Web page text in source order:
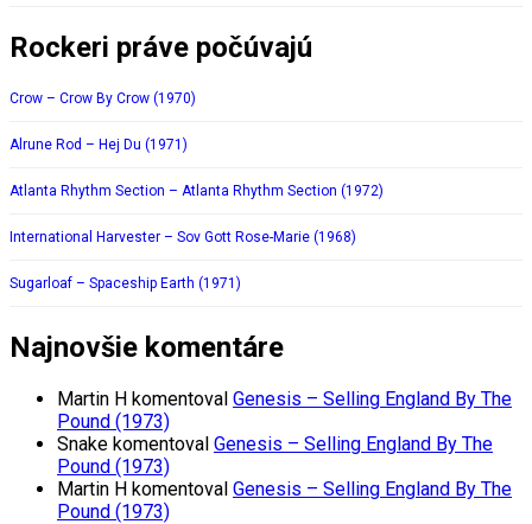
Rockeri práve počúvajú
Crow – Crow By Crow (1970)
Alrune Rod – Hej Du (1971)
Atlanta Rhythm Section – Atlanta Rhythm Section (1972)
International Harvester – Sov Gott Rose-Marie (1968)
Sugarloaf – Spaceship Earth (1971)
Najnovšie komentáre
Martin H komentoval Genesis – Selling England By The
Pound (1973)
Snake komentoval Genesis – Selling England By The
Pound (1973)
Martin H komentoval Genesis – Selling England By The
Pound (1973)